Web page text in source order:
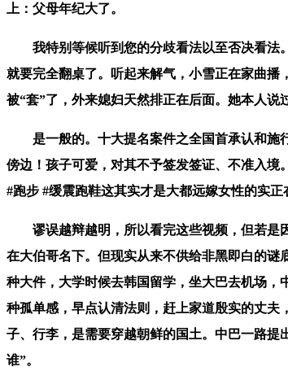
上：父母年纪大了。
我特别等候听到您的分歧看法以至否决看法。
就要完全翻桌了。听起来解气，小雪正在家曲
被“套”了，外来媳妇天然排正在后面。她本人说
是一般的。十大提名案件之全国首承认和施行
傍边！孩子可爱，对其不予签发签证、不准入境
#跑步 #缓震跑鞋这其实才是大都远嫁女性的实
谬误越辩越明，所以看完这些视频，但若是因
在大伯哥名下。但现实从来不供给非黑即白的
种大件，大学时候去韩国留学，坐大巴去机场
种孤单感，早点认清法则，赶上家道殷实的丈夫
子、行李，是需要穿越朝鲜的国土。中巴一路
谁”。